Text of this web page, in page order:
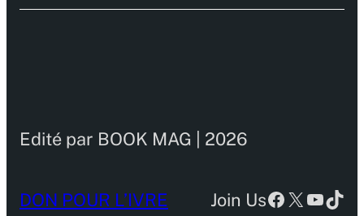
Edité par BOOK MAG | 2026
DON POUR L’IVRE Join UsFacebook
X